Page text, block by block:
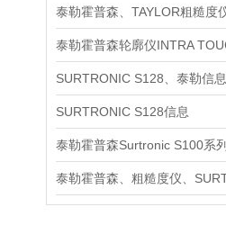
SURTRONIC S128、泰勒信息
SURTRONIC S128信息